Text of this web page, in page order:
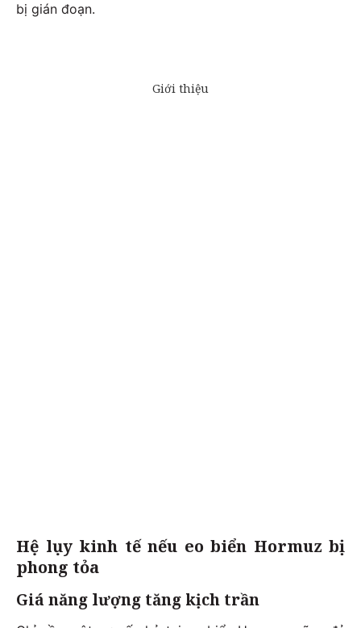
bị gián đoạn.
Hệ lụy kinh tế nếu eo biển Hormuz bị
phong tỏa
Giá năng lượng tăng kịch trần